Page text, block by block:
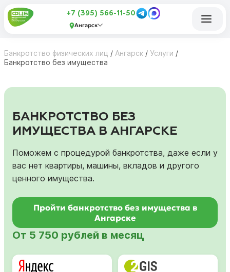
+7 (395) 566-11-50
Ангарск
Банкротство физических лиц / Ангарск / Услуги /
Банкротство без имущества
БАНКРОТСТВО БЕЗ
ИМУЩЕСТВА В АНГАРСКЕ
Поможем с процедурой банкротства, даже если у
вас нет квартиры, машины, вкладов и другого
ценного имущества.
Пройти банкротство без имущества в
Ангарске
От 5 750 рублей в месяц